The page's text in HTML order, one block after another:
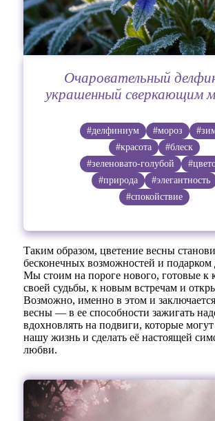
Очаровательный
украшенный сверкающим
#делфиниум #мороз
#красота
#блеск
#зеленовато-голубой
#природа
#элегантность
#спокойствие
Таким образом, цветение весны
бесконечных возможностей и подарком
Мы стоим на пороге нового, готовые к
своей судьбы, к новым встречам и
Возможно, именно в этом и заключается
весны — в ее способности зажигать
вдохновлять на подвиги, которые
нашу жизнь и сделать её настоящей
любви.